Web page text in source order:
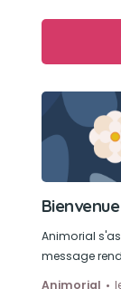
Bienvenue
Animorial
message
Animorial